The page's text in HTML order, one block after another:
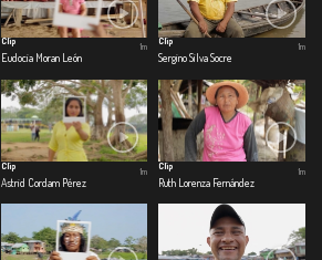
Clip
Eudocia Moran León
1m
Clip
Sergino Silva Socre
1m
Clip
Astrid Cordam Pérez
1m
Clip
Ruth Lorenza Fernández
1m